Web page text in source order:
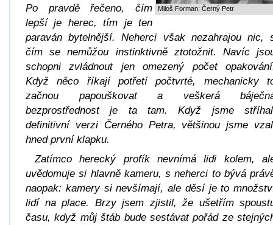
Miloš Forman: Černý Petr
Po pravdě řečeno, čím
lepší je herec, tím je ten
paraván bytelnější. Neherci však nezahrajou nic,
čím se nemůžou instinktivně ztotožnit. Navíc
schopni zvládnout jen omezený počet
Když něco říkají potřetí počtvrté, mechanicky
začnou papouškovat a veškerá
bezprostřednost je ta tam. Když jsme
definitivní verziČerného Petra, většinou jsme
hned první klapku.
Zatímco herecký profík nevnímá lidi kolem,
uvědomuje si hlavně kameru, s neherci to bývá
naopak: kamery si nevšímají, ale děsí je to
lidí na place. Brzy jsem zjistil, že ušetřím
času, když můj štáb bude sestávat pořád ze